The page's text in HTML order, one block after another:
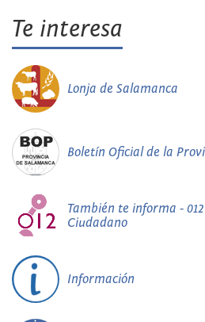
Te interesa
Lonja de Salamanca
Boletín Oficial de la
También te informa -
Ciudadano
Información